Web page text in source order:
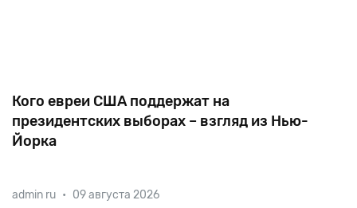
Кого евреи США поддержат на
президентских выборах – взгляд из Нью-
Йорка
на национальных конвентах окончательно
admin ru • 09 августа 2026